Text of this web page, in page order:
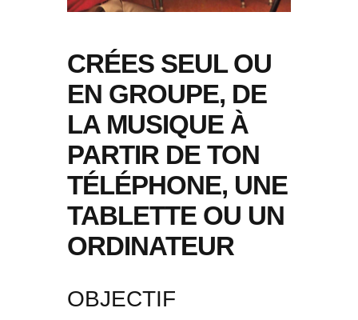
CRÉES SEUL OU
EN GROUPE, DE
LA MUSIQUE À
PARTIR DE TON
TÉLÉPHONE, UNE
TABLETTE OU UN
ORDINATEUR
OBJECTIF